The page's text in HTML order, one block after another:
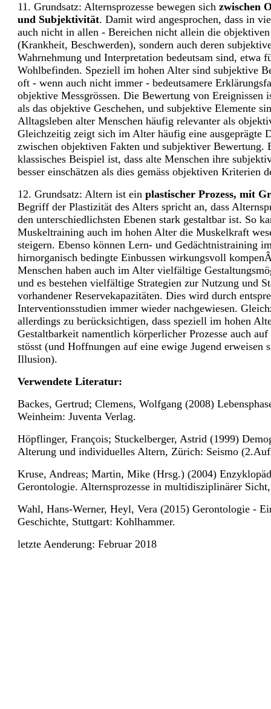
11. Grundsatz: Alternsprozesse bewegen sich zwischen
und Subjektivität. Damit wird angesprochen, dass in
auch nicht in allen - Bereichen nicht allein die
(Krankheit, Beschwerden), sondern auch deren
Wahrnehmung und Interpretation bedeutsam sind, etwa
Wohlbefinden. Speziell im hohen Alter sind subjektive
oft - wenn auch nicht immer - bedeutsamere
objektive Messgrössen. Die Bewertung von Ereignissen
als das objektive Geschehen, und subjektive Elemente
Alltagsleben alter Menschen häufig relevanter als
Gleichzeitig zeigt sich im Alter häufig eine ausgeprägte
zwischen objektiven Fakten und subjektiver Bewertung.
klassisches Beispiel ist, dass alte Menschen ihre
besser einschätzen als dies gemäss objektiven Kriterien
12. Grundsatz: Altern ist ein plastischer Prozess, mit
Begriff der Plastizität des Alters spricht an, dass
den unterschiedlichsten Ebenen stark gestaltbar ist. So
Muskeltraining auch im hohen Alter die Muskelkraft
steigern. Ebenso können Lern- und Gedächtnistraining
hirnorganisch bedingte Einbussen wirkungsvoll
Menschen haben auch im Alter vielfältige
und es bestehen vielfältige Strategien zur Nutzung und
vorhandener Reservekapazitäten. Dies wird durch
Interventionsstudien immer wieder nachgewiesen.
allerdings zu berücksichtigen, dass speziell im hohen
Gestaltbarkeit namentlich körperlicher Prozesse auch auf
stösst (und Hoffnungen auf eine ewige Jugend erweisen
Illusion).
Verwendete Literatur:
Backes, Gertrud; Clemens, Wolfgang (2008)
Weinheim: Juventa Verlag.
Höpflinger, François; Stuckelberger, Astrid (1999)
Alterung und individuelles Altern, Zürich: Seismo
Kruse, Andreas; Martin, Mike (Hrsg.) (2004)
Gerontologie. Alternsprozesse in multidisziplinärer
Wahl, Hans-Werner, Heyl, Vera (2015) Gerontologie -
Geschichte, Stuttgart: Kohlhammer.
letzte Aenderung: Februar 2018